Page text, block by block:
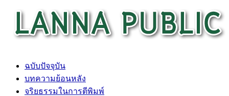
ฉบับปัจจุบัน
บทความย้อนหลัง
จริยธรรมในการตีพิมพ์